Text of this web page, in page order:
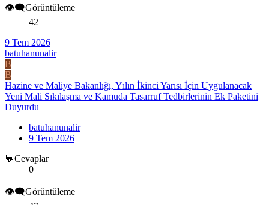
👁️‍🗨️Görüntüleme
42
9 Tem 2026
batuhanunalir
B
B
Hazine ve Maliye Bakanlığı, Yılın İkinci Yarısı İçin Uygulanacak
Yeni Mali Sıkılaşma ve Kamuda Tasarruf Tedbirlerinin Ek Paketini
Duyurdu
batuhanunalir
9 Tem 2026
💬Cevaplar
0
👁️‍🗨️Görüntüleme